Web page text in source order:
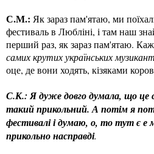
С.М.: Як зараз пам'ятаю, ми
фестиваль в Любліні, і там наш
перший раз, як зараз пам'ятаю.
самих крутих українських
оце, де вони ходять, кізяками
С.К.: Я дуже довго думала, що це
такий прикольний. А потім я
фестивалі і думаю, о, то тут є
прикольно насправді.